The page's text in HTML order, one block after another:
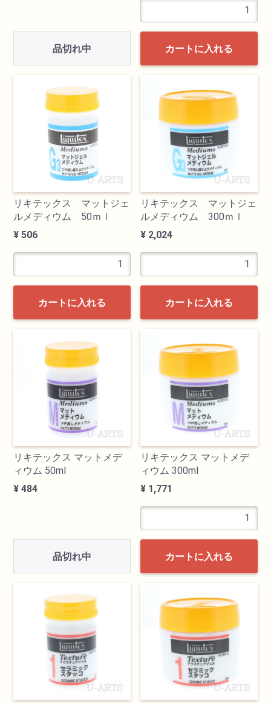
品切れ中 カートに入れる
リキテックス マットジェ
ルメディウム 50ｍｌ
¥ 506
カートに入れる
リキテックス マットジェ
ルメディウム 300ｍｌ
¥ 2,024
カートに入れる
リキテックス マットメデ
ィウム 50ml
¥ 484
品切れ中
リキテックス マットメデ
ィウム 300ml
¥ 1,771
カートに入れる
U-ARTSオリジナルグッズ